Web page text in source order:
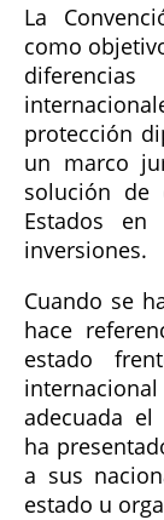
La
como
protección
un marco
solución de
Estados
inversiones.
Cuando se
hace
estado
adecuada
ha
a sus
estado u